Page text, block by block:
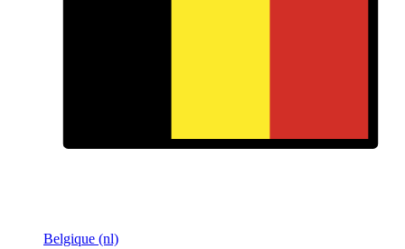
Belgique (nl)